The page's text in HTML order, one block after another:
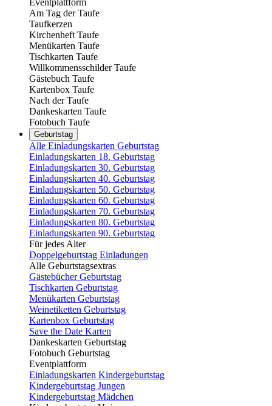
Eventplattform
Am Tag der Taufe
Taufkerzen
Kirchenheft Taufe
Menükarten Taufe
Tischkarten Taufe
Willkommensschilder Taufe
Gästebuch Taufe
Kartenbox Taufe
Nach der Taufe
Dankeskarten Taufe
Fotobuch Taufe
Geburtstag
Alle Einladungskarten Geburtstag
Einladungskarten 18. Geburtstag
Einladungskarten 30. Geburtstag
Einladungskarten 40. Geburtstag
Einladungskarten 50. Geburtstag
Einladungskarten 60. Geburtstag
Einladungskarten 70. Geburtstag
Einladungskarten 80. Geburtstag
Einladungskarten 90. Geburtstag
Für jedes Alter
Doppelgeburtstag Einladungen
Alle Geburtstagsextras
Gästebücher Geburtstag
Tischkarten Geburtstag
Menükarten Geburtstag
Weinetiketten Geburtstag
Kartenbox Geburtstag
Save the Date Karten
Dankeskarten Geburtstag
Fotobuch Geburtstag
Eventplattform
Einladungskarten Kindergeburtstag
Kindergeburtstag Jungen
Kindergeburtstag Mädchen